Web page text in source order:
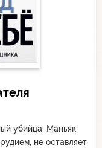
убийца. Маньяк
не оставляет